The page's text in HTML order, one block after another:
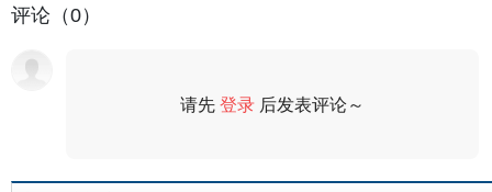
评论（0）
请先登录 后发表评论～